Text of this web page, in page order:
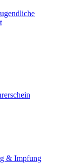
& Impfung